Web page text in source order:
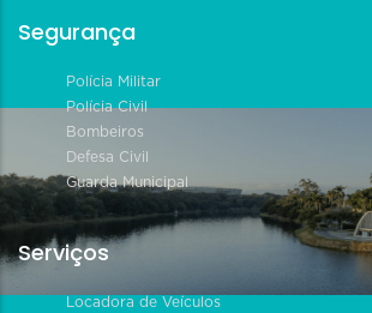
Segurança
Polícia Militar
Polícia Civil
Bombeiros
Defesa Civil
Guarda Municipal
Serviços
Locadora de Veículos